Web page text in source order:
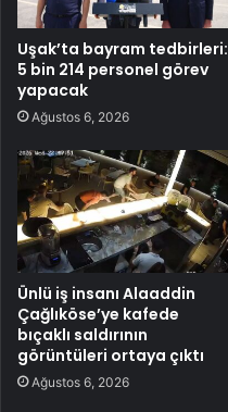
Uşak’ta bayram tedbirleri:
5 bin 214 personel görev
yapacak
Ağustos 6, 2026
Ünlü iş insanı Alaaddin
Çağlıköse’ye kafede
bıçaklı saldırının
görüntüleri ortaya çıktı
Ağustos 6, 2026